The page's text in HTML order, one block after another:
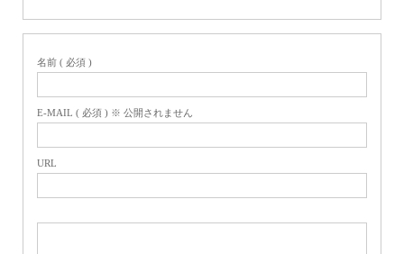
名前 ( 必須 )
E-MAIL ( 必須 ) ※ 公開されません
URL